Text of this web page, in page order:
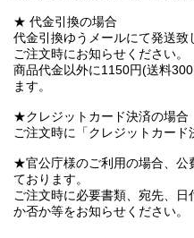
★ 代金引換の場合
代金引換ゆうメールにて発送致
ご注文時にお知らせください。
商品代金以外に1150円(送料
ます。
★クレジットカード決済の場合
ご注文時に「クレジットカード
★官公庁様のご利用の場合、公
ております。
ご注文時に必要書類、宛先、
か否か等をお知らせください。